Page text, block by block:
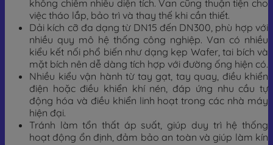
không chiếm nhiều diện tích. Van cũng thuận tiện cho
việc tháo lắp, bảo trì và thay thế khi cần thiết.
Dải kích cỡ đa dạng từ DN15 đến DN300, phù hợp với
nhiều quy mô hệ thống công nghiệp. Van có nhiều
kiểu kết nối phổ biến như dạng kẹp Wafer, tai bích và
mặt bích nên dễ dàng tích hợp với đường ống hiện có.
Nhiều kiểu vận hành từ tay gạt, tay quay, điều khiển
điện hoặc điều khiển khí nén, đáp ứng nhu cầu tự
động hóa và điều khiển linh hoạt trong các nhà máy
hiện đại.
Tránh làm tổn thất áp suất, giúp duy trì hệ thống
hoạt động ổn định, đảm bảo an toàn và giúp làm kín